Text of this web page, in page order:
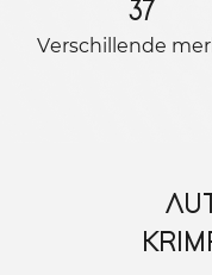
37
Verschillende